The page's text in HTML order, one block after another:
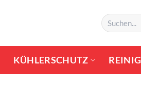
Suchen
nach:
KÜHLERSCHUTZ